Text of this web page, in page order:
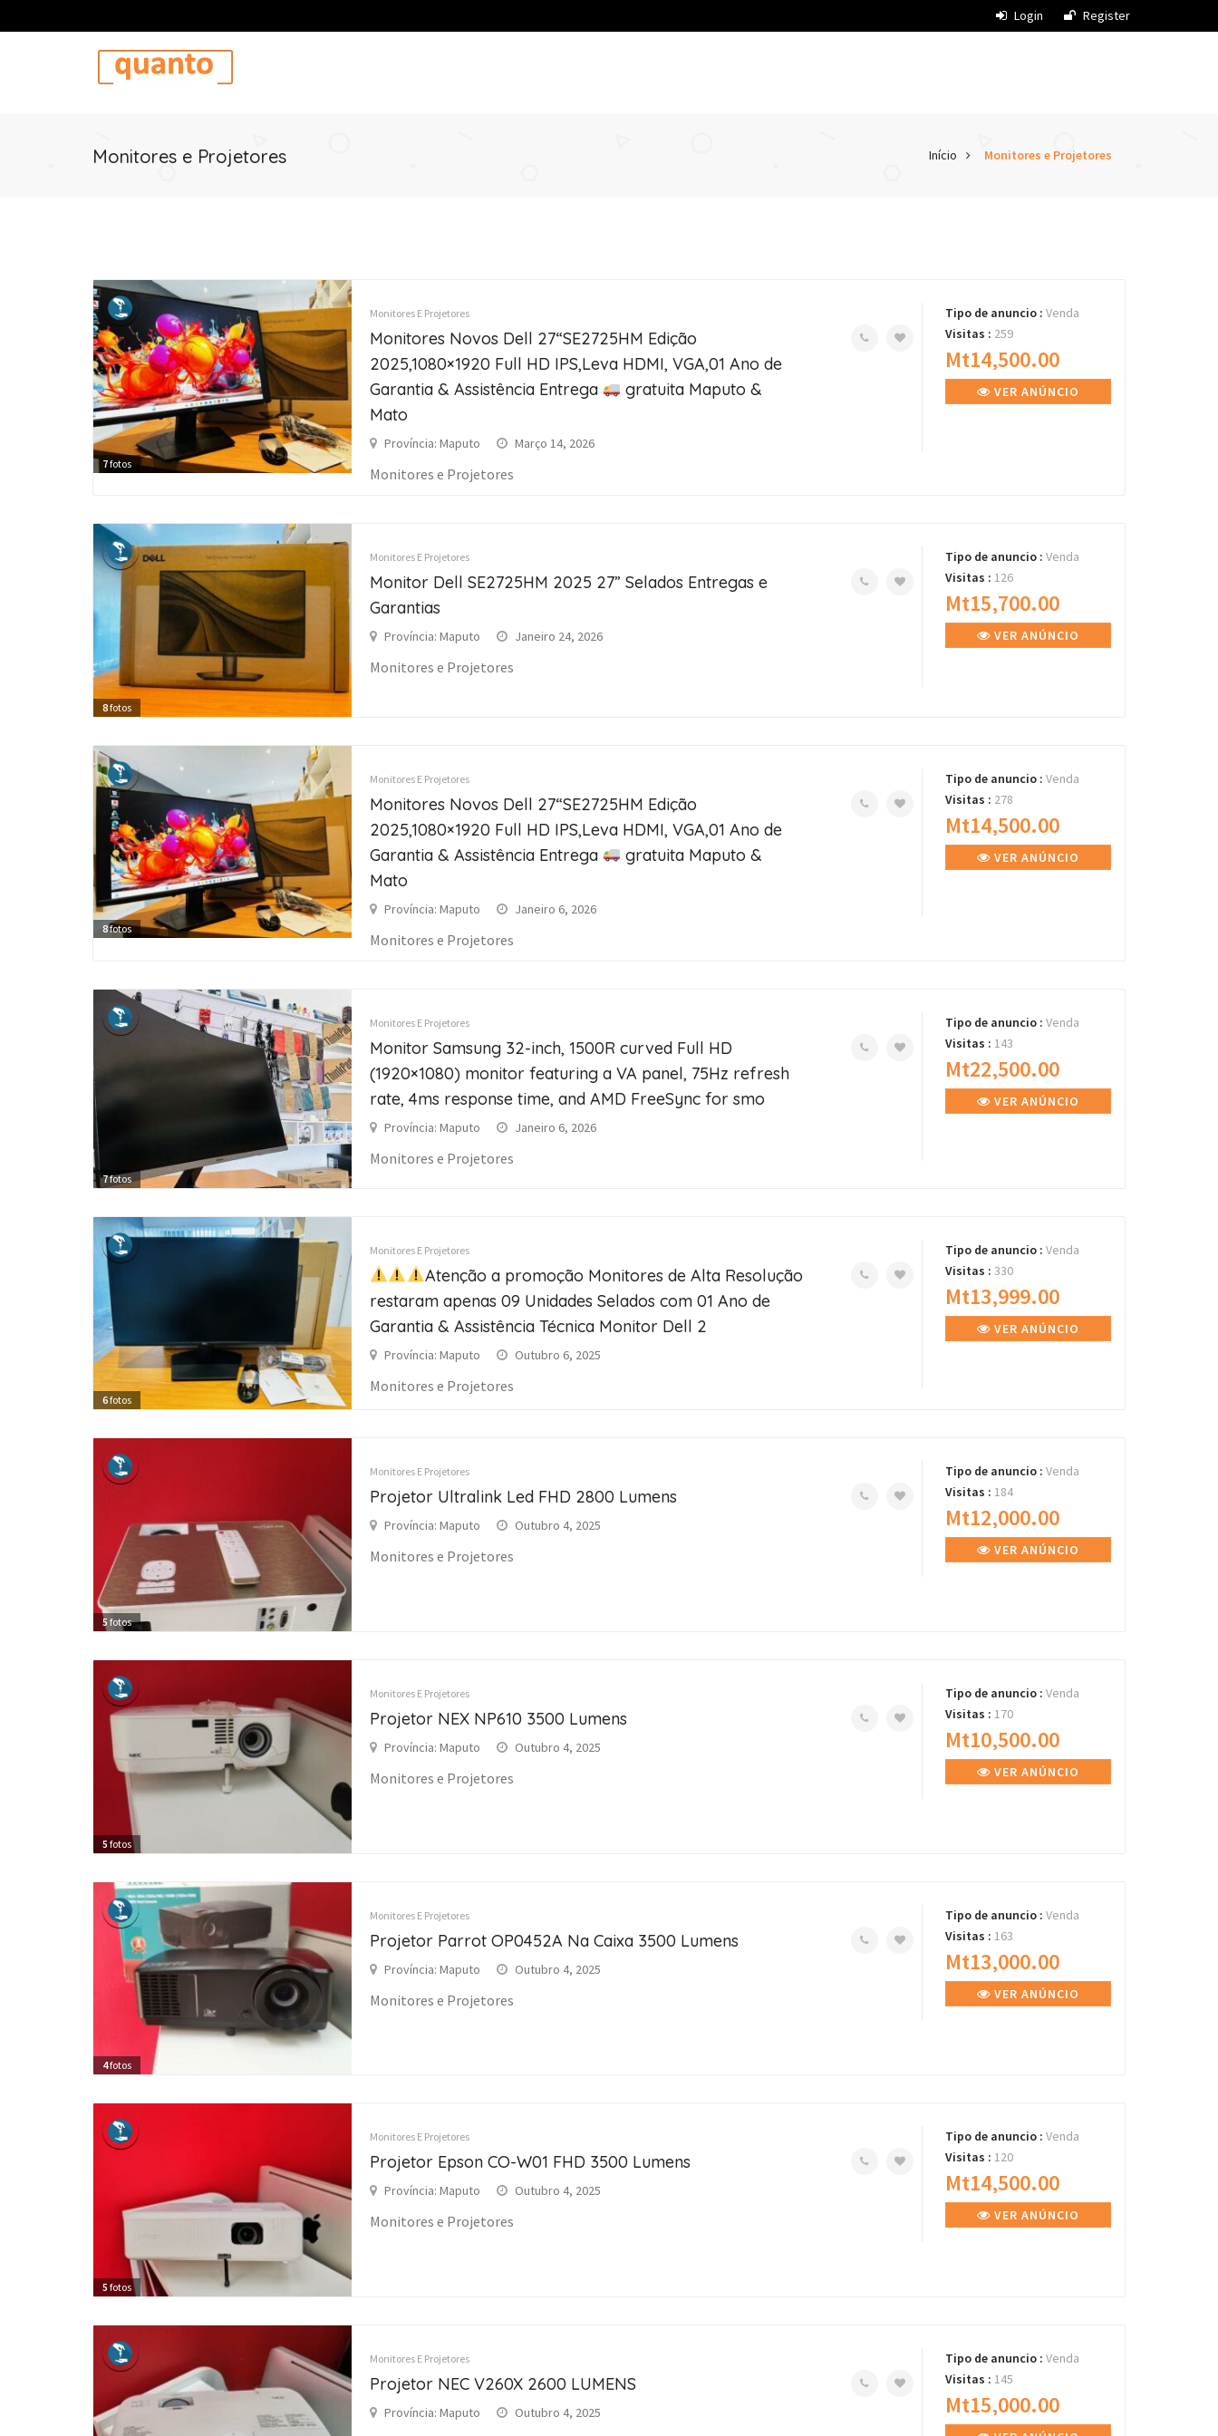
Login Register
Monitores e Projetores Início Monitores e Projetores
7fotos
Monitores E Projetores
Monitores Novos Dell 27“SE2725HM Edição
2025,1080×1920 Full HD IPS,Leva HDMI, VGA,01 Ano de
Garantia & Assistência Entrega
gratuita Maputo &
Mato
Província: Maputo Março 14, 2026
Monitores e Projetores
Tipo de anuncio : Venda
Visitas : 259
Mt14,500.00
VER ANÚNCIO
8fotos
Monitores E Projetores
Monitor Dell SE2725HM 2025 27” Selados Entregas e
Garantias
Província: Maputo Janeiro 24, 2026
Monitores e Projetores
Tipo de anuncio : Venda
Visitas : 126
Mt15,700.00
VER ANÚNCIO
8fotos
Monitores E Projetores
Monitores Novos Dell 27“SE2725HM Edição
2025,1080×1920 Full HD IPS,Leva HDMI, VGA,01 Ano de
Garantia & Assistência Entrega
gratuita Maputo &
Mato
Província: Maputo Janeiro 6, 2026
Monitores e Projetores
Tipo de anuncio : Venda
Visitas : 278
Mt14,500.00
VER ANÚNCIO
7fotos
Monitores E Projetores
Monitor Samsung 32-inch, 1500R curved Full HD
(1920×1080) monitor featuring a VA panel, 75Hz refresh
rate, 4ms response time, and AMD FreeSync for smo
Província: Maputo Janeiro 6, 2026
Monitores e Projetores
Tipo de anuncio : Venda
Visitas : 143
Mt22,500.00
VER ANÚNCIO
6fotos
Monitores E Projetores
Atenção a promoção Monitores de Alta Resolução
restaram apenas 09 Unidades Selados com 01 Ano de
Garantia & Assistência Técnica Monitor Dell 2
Província: Maputo Outubro 6, 2025
Monitores e Projetores
Tipo de anuncio : Venda
Visitas : 330
Mt13,999.00
VER ANÚNCIO
5 fotos
Monitores E Projetores
Projetor Ultralink Led FHD 2800 Lumens
Província: Maputo Outubro 4, 2025
Monitores e Projetores
Tipo de anuncio : Venda
Visitas : 184
Mt12,000.00
VER ANÚNCIO
5 fotos
Monitores E Projetores
Projetor NEX NP610 3500 Lumens
Província: Maputo Outubro 4, 2025
Monitores e Projetores
Tipo de anuncio : Venda
Visitas : 170
Mt10,500.00
VER ANÚNCIO
4fotos
Monitores E Projetores
Projetor Parrot OP0452A Na Caixa 3500 Lumens
Província: Maputo Outubro 4, 2025
Monitores e Projetores
Tipo de anuncio : Venda
Visitas : 163
Mt13,000.00
VER ANÚNCIO
5 fotos
Monitores E Projetores
Projetor Epson CO-W01 FHD 3500 Lumens
Província: Maputo Outubro 4, 2025
Monitores e Projetores
Tipo de anuncio : Venda
Visitas : 120
Mt14,500.00
VER ANÚNCIO
Monitores E Projetores
Projetor NEC V260X 2600 LUMENS
Província: Maputo Outubro 4, 2025
Tipo de anuncio : Venda
Visitas : 145
Mt15,000.00